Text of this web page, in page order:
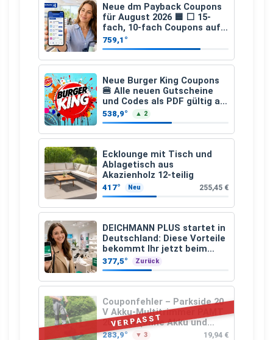
Neue dm Payback Coupons
für August 2026 🟦 ⬜ 15-
fach, 10-fach Coupons auf
den gesamten Einkauf ab 2
€
759,1°
Neue Burger King Coupons
🍔 Alle neuen Gutscheine
und Codes als PDF gültig ab
25.07.2026 bis 04.09.2026
538,9° ▲ 2
Ecklounge mit Tisch und
Ablagetisch aus
Akazienholz 12-teilig
417° Neu 255,45 €
DEICHMANN PLUS startet in
Deutschland: Diese Vorteile
bekommt Ihr jetzt beim
Schuhkauf
377,5° Zurück
VERPASST
Couponfehler – Parkside 20
V Akku-Multitrimmer PAMT
20-Li A1 (ohne Akku und
Ladegerät)
283,9° ▼ 3 19,94 €